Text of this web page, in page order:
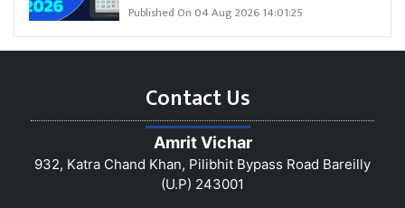
Published On 04 Aug 2026 14:01:25
Contact Us
Amrit Vichar
932, Katra Chand Khan, Pilibhit Bypass Road Bareilly
(U.P) 243001